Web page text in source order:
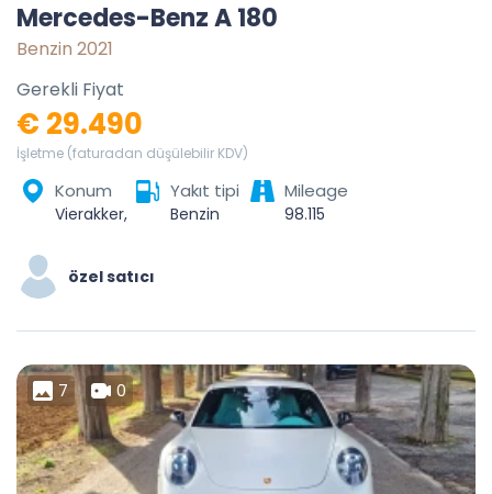
Mercedes-Benz A 180
Benzin 2021
Gerekli Fiyat
€ 29.490
İşletme (faturadan düşülebilir KDV)
Konum Yakıt tipi
Benzin
Mileage
98.115
özel satıcı
7 0